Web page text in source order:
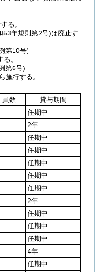
る。
53年規則第2号)は廃止す
第10号)
。
第6号)
施行する。
員数
貸与期間
任期中
2年
任期中
任期中
任期中
任期中
任期中
2年
任期中
任期中
任期中
4年
任期中